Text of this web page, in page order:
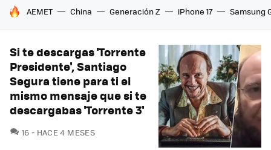
HOY SE HABLA DE
AEMET China Generación Z iPhone 17 Samsung
Si te descargas 'Torrente
Presidente', Santiago
Segura tiene para ti el
mismo mensaje que si te
descargabas 'Torrente 3'
16 COMENTARIOS
HACE 4 MESES